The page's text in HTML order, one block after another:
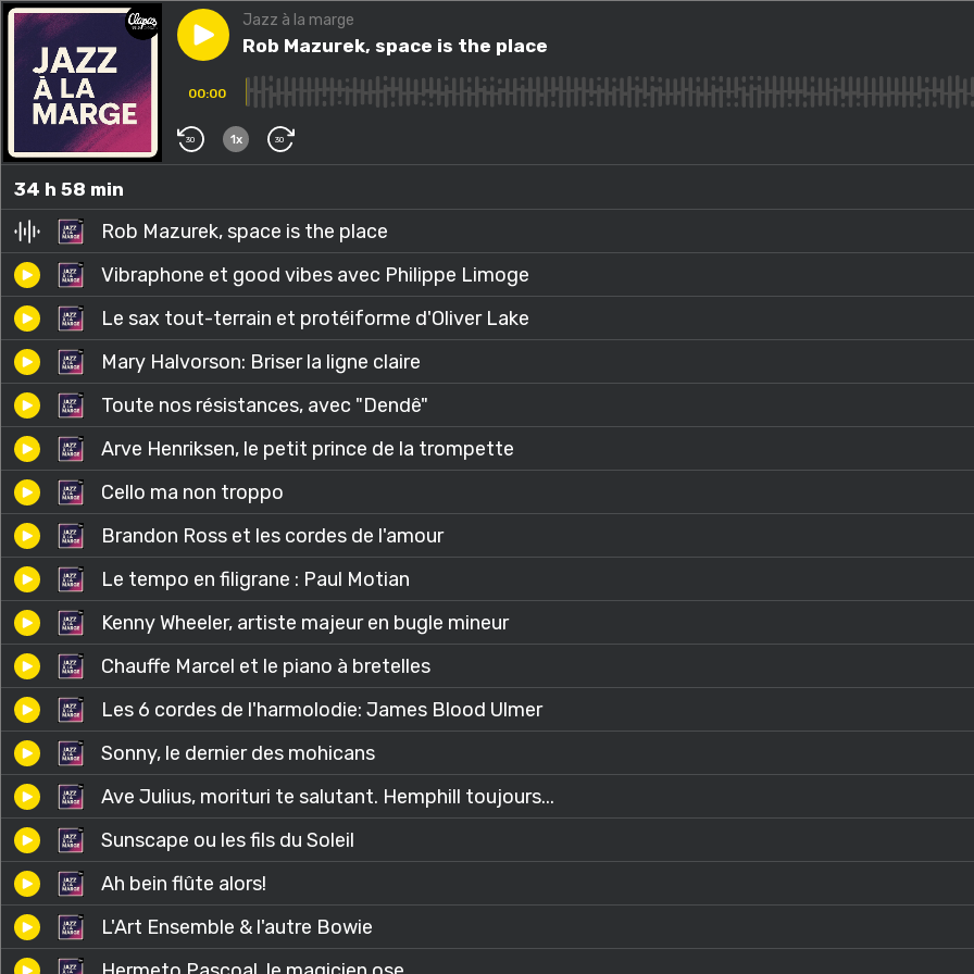
Play episodeRob Mazurek, space is the place
Jazz à la marge
Rob Mazurek, space is the place
00:00
30 1x 30
34 h 58 min
Rob Mazurek, space is the place
Vibraphone et good vibes avec Philippe Limoge
Le sax tout-terrain et protéiforme d'Oliver Lake
Mary Halvorson: Briser la ligne claire
Toute nos résistances, avec "Dendê"
Arve Henriksen, le petit prince de la trompette
Cello ma non troppo
Brandon Ross et les cordes de l'amour
Le tempo en filigrane : Paul Motian
Kenny Wheeler, artiste majeur en bugle mineur
Chauffe Marcel et le piano à bretelles
Les 6 cordes de l'harmolodie: James Blood Ulmer
Sonny, le dernier des mohicans
Ave Julius, morituri te salutant. Hemphill toujours...
Sunscape ou les fils du Soleil
Ah bein flûte alors!
L'Art Ensemble & l'autre Bowie